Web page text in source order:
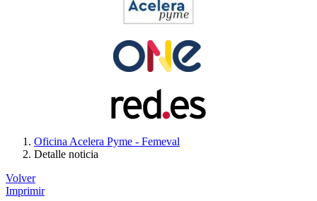
Oficina Acelera Pyme - Femeval
Detalle noticia
Volver
Imprimir